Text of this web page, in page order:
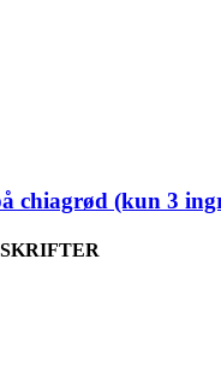
chiagrød (kun 3